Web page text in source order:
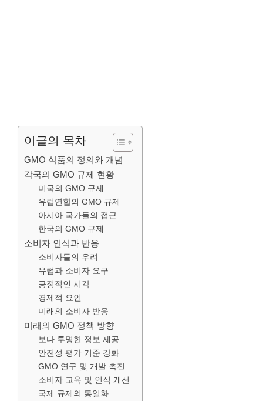
이글의 목차
GMO 식품의 정의와 개념
각국의 GMO 규제 현황
미국의 GMO 규제
유럽연합의 GMO 규제
아시아 국가들의 접근
한국의 GMO 규제
소비자 인식과 반응
소비자들의 우려
유럽과 소비자 요구
긍정적인 시각
경제적 요인
미래의 소비자 반응
미래의 GMO 정책 방향
보다 투명한 정보 제공
안전성 평가 기준 강화
GMO 연구 및 개발 촉진
소비자 교육 및 인식 개선
국제 규제의 통일화